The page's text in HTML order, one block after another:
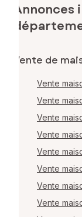
Vente de
Vente
Vente
Vente
Vente
Vente
Vente
Vente
Vente